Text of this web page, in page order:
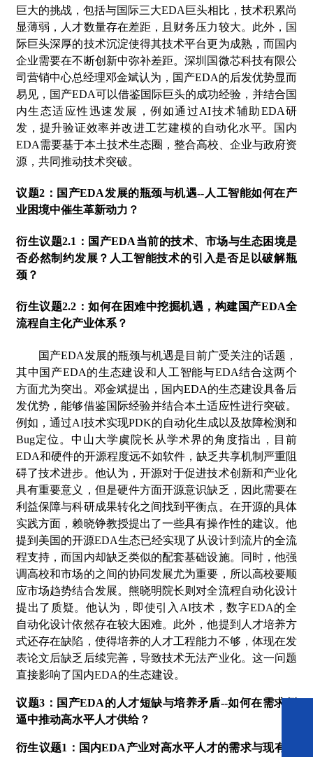
巨大的挑战，包括与国际三大EDA巨头相比，技术积累尚
显薄弱，人才数量存在差距，且财务压力较大。此外，国
际巨头深厚的技术沉淀使得其技术平台更为成熟，而国内
企业需要在不断创新中弥补差距。深圳国微芯科技有限公
司营销中心总经理邓金斌认为，国产EDA的后发优势显而
易见，国产EDA可以借鉴国际巨头的成功经验，并结合国
内生态适应性迅速发展，例如通过AI技术辅助EDA研
发，提升验证效率并改进工艺建模的自动化水平。国内
EDA需要基于本土技术生态圈，整合高校、企业与政府资
源，共同推动技术突破。
议题2：国产EDA发展的瓶颈与机遇--人工智能如何在产
业困境中催生革新动力？
衍生议题2.1：国产EDA当前的技术、市场与生态困境是
否必然制约发展？人工智能技术的引入是否足以破解瓶
颈？
衍生议题2.2：如何在困难中挖掘机遇，构建国产EDA全
流程自主化产业体系？
国产EDA发展的瓶颈与机遇是目前广受关注的话题，
其中国产EDA的生态建设和人工智能与EDA结合这两个
方面尤为突出。 邓金斌提出，国内EDA的生态建设具备后
发优势，能够借鉴国际经验并结合本土适应性进行突破。
例如，通过AI技术实现PDK的自动化生成以及故障检测和
Bug定位。中山大学虞院长 从学术界的角度指出，目前
EDA和硬件的开源程度远不如软件，缺乏共享机制严重阻
碍了技术进步。他认为，开源对于促进技术创新和产业化
具有重要意义，但是硬件方面开源意识缺乏，因此需要在
利益保障与科研成果转化之间找到平衡点。在开源的具体
实践方面，赖晓铮教授提出了一些具有操作性的建议。他
提到美国的开源EDA生态已经实现了从设计到流片的全流
程支持，而国内却缺乏类似的配套基础设施。同时，他强
调高校和市场的之间的协同发展尤为重要，所以高校要顺
应市场趋势结合发展。 熊晓明院长则对全流程自动化设计
提出了质疑。他认为，即使引入 AI技术，数字EDA的全
自动化设计依然存在较大困难。此外，他提到人才培养方
式还存在缺陷，使得培养的人才工程能力不够，体现在发
表论文后缺乏后续完善，导致技术无法产业化。这一问题
直接影响了国内EDA的生态建设。
议题3：国产EDA的人才短缺与培养矛盾--如何在需求倒
逼中推动高水平人才供给？
衍生议题1：国内EDA产业对高水平人才的需求与现有培